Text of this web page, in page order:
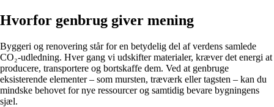
Hvorfor genbrug giver mening
Byggeri og renovering står for en betydelig del af verdens samlede
CO₂-udledning. Hver gang vi udskifter materialer, kræver det energi at
producere, transportere og bortskaffe dem. Ved at genbruge
eksisterende elementer – som mursten, træværk eller tagsten – kan du
mindske behovet for nye ressourcer og samtidig bevare bygningens
sjæl.